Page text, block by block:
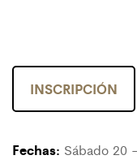
INSCRIPCIÓN
Fechas: Sábado 20